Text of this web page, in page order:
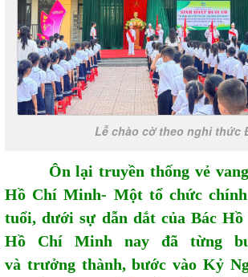
Lễ chào cờ theo nghi thức
Ôn lại truyền thống vẻ
Hồ Chí Minh- Một tổ chức
tuổi, dưới sự dẫn dắt của Bác Hồ
Hồ Chí Minh nay đã từng
và trưởng thành, bước vào Kỷ